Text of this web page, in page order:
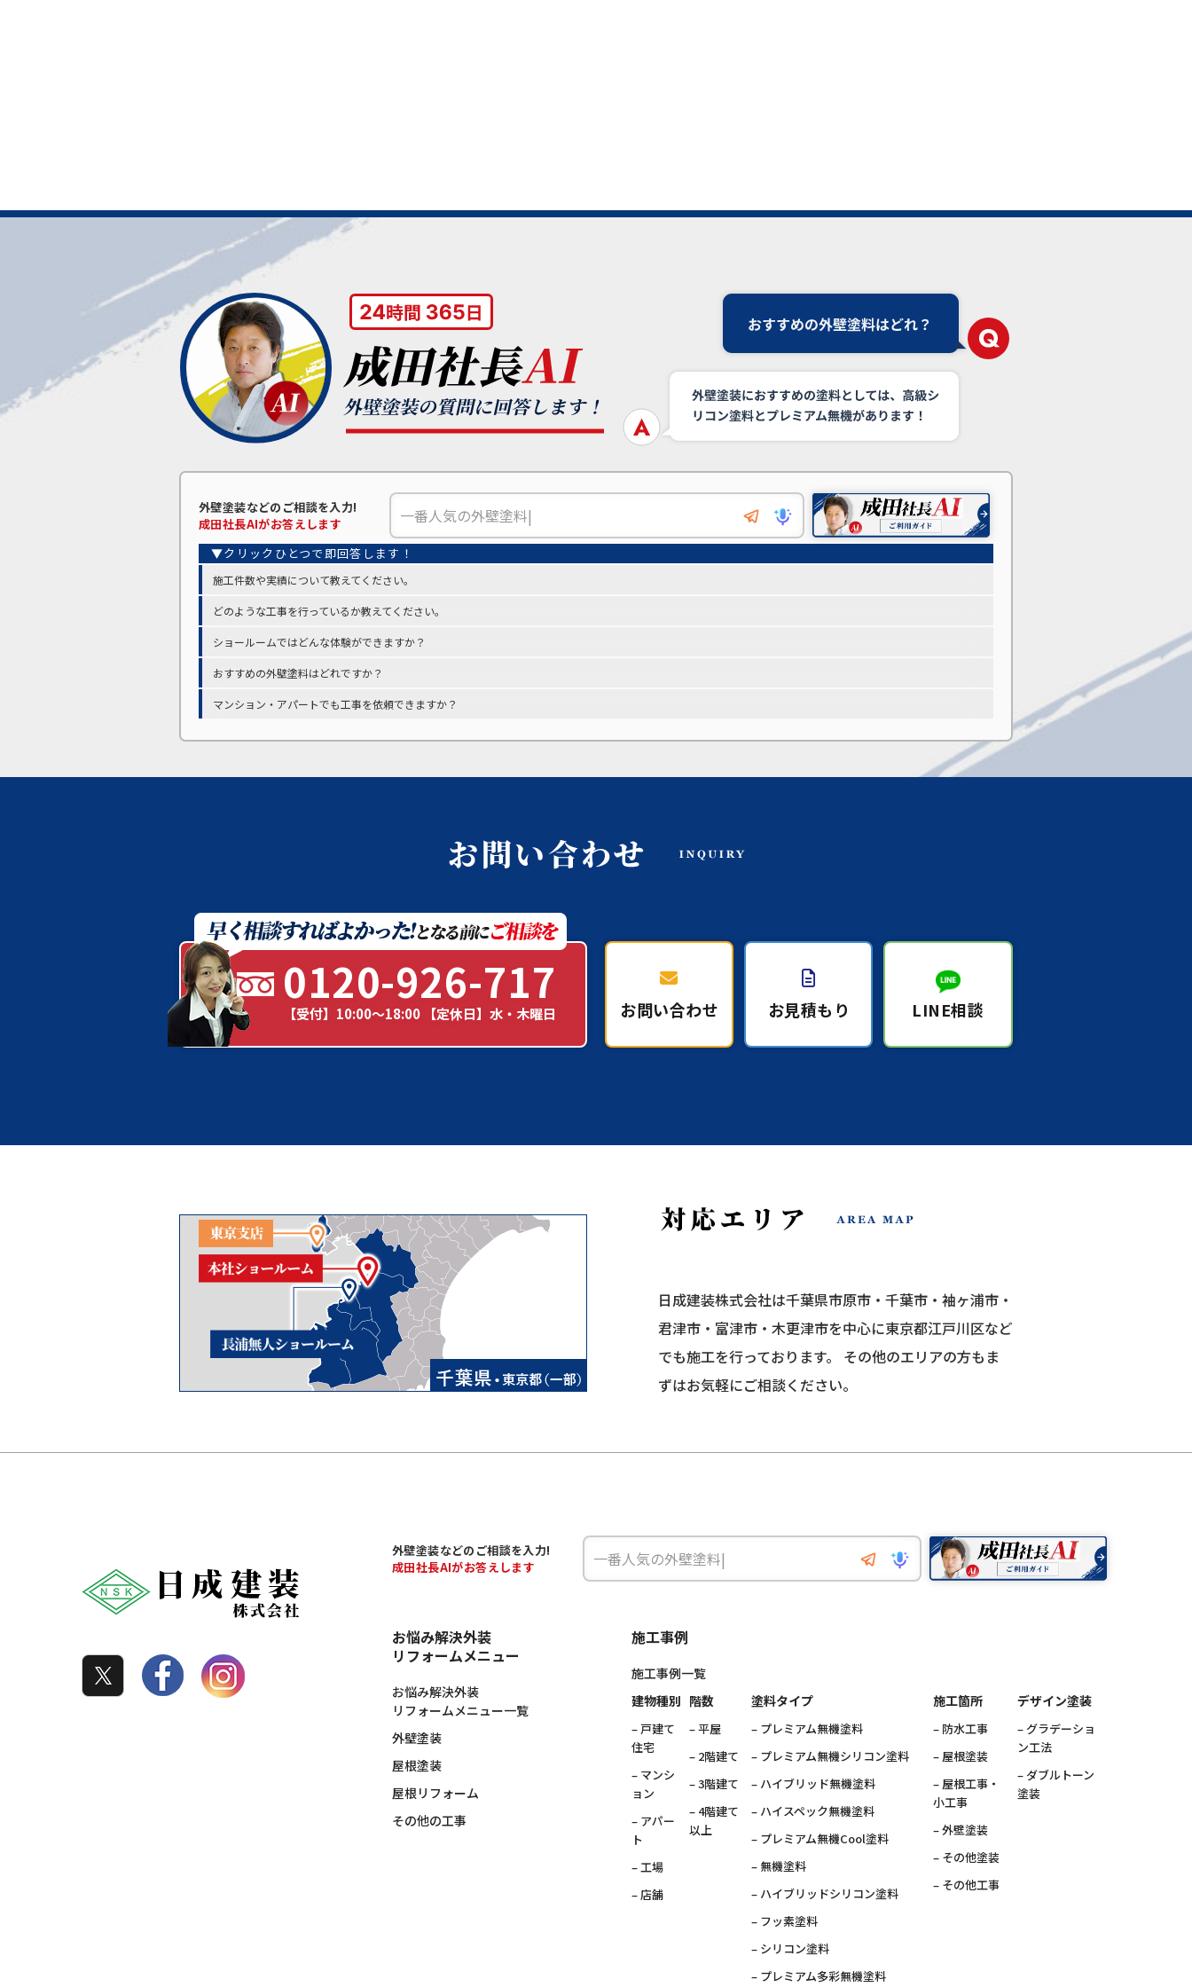
外壁塗装などの ご相談を入力!
成田社長AIがお答えします
施工件数や実績について教えてください。
どのような工事を行っているか教えてください。
ショールームではどんな体験ができますか？
おすすめの外壁塗料はどれですか？
マンション・アパートでも工事を依頼できますか？
0120-926-717
【受付】10:00～18:00 【定休日】水・木曜日 お問い合わせ お見積もり LINE相談
日成建装株式会社は千葉県市原市・千葉市・袖ヶ浦市・
君津市・富津市・木更津市を中心に東京都江戸川区など
でも施工を行っております。
その他のエリアの方もま
ずはお気軽にご相談ください。
外壁塗装などの ご相談を入力!
成田社長AIがお答えします
お悩み解決外装
リフォームメニュー
お悩み解決外装
リフォームメニュー一覧
外壁塗装
屋根塗装
屋根リフォーム
その他の工事
施工事例
施工事例一覧
建物種別
– 戸建て
住宅
– マンシ
ョン
– アパー
ト
– 工場
– 店舗
階数
– 平屋
– 2階建て
– 3階建て
– 4階建て
以上
塗料タイプ
– プレミアム無機塗料
– プレミアム無機シリコン塗料
– ハイブリッド無機塗料
– ハイスペック無機塗料
– プレミアム無機Cool塗料
– 無機塗料
– ハイブリッドシリコン塗料
– フッ素塗料
– シリコン塗料
– プレミアム多彩無機塗料
施工箇所
– 防水工事
– 屋根塗装
– 屋根工事・
小工事
– 外壁塗装
– その他塗装
– その他工事
デザイン塗装
– グラデーショ
ン工法
– ダブルトーン
塗装